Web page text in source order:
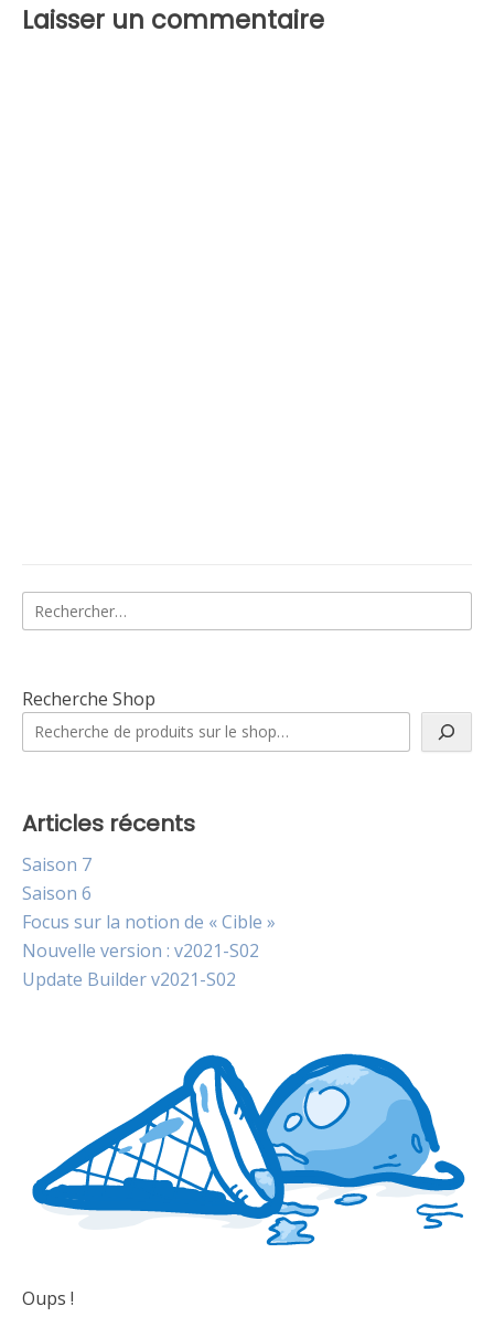
Laisser un commentaire
Rechercher :
Recherche Shop
Articles récents
Saison 7
Saison 6
Focus sur la notion de « Cible »
Nouvelle version : v2021-S02
Update Builder v2021-S02
Oups !